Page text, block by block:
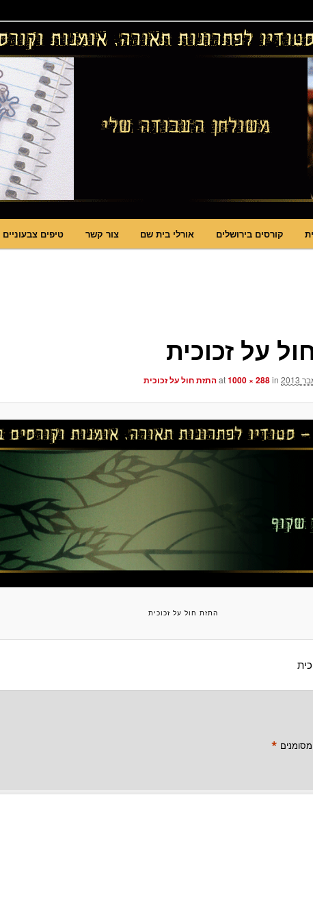
וסטודיו לויטראז
לחלונות ולמחיצות דקורטיביות, קורסים בויטראז ובפסיפס
קורסים בירושלים אורלי בית שם צור קשר טיפים צבעוניים
על זכוכית
at
1000 × 288in התזת חול על זכוכית
התזת חול על זכוכית
*